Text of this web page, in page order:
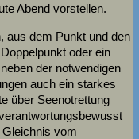
Abend vorstellen.
aus dem Punkt und den
oder ein
der notwendigen
auch ein starkes
über Seenotrettung
vom